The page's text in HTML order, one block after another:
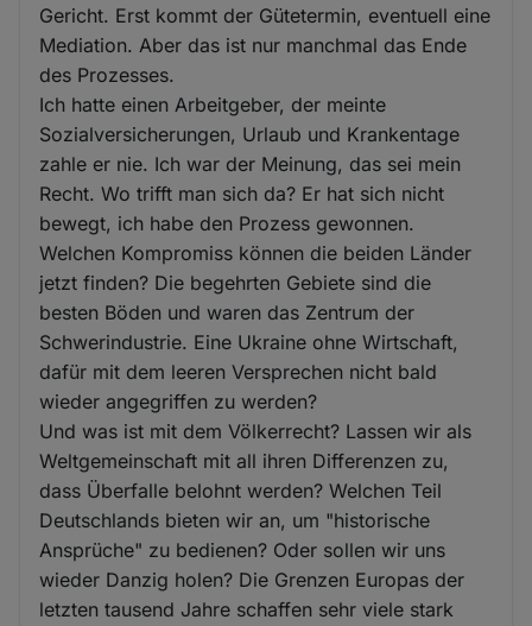
Gericht. Erst kommt der Gütetermin, eventuell eine
Mediation. Aber das ist nur manchmal das Ende
des Prozesses.
Ich hatte einen Arbeitgeber, der meinte
Sozialversicherungen, Urlaub und Krankentage
zahle er nie. Ich war der Meinung, das sei mein
Recht. Wo trifft man sich da? Er hat sich nicht
bewegt, ich habe den Prozess gewonnen.
Welchen Kompromiss können die beiden Länder
jetzt finden? Die begehrten Gebiete sind die
besten Böden und waren das Zentrum der
Schwerindustrie. Eine Ukraine ohne Wirtschaft,
dafür mit dem leeren Versprechen nicht bald
wieder angegriffen zu werden?
Und was ist mit dem Völkerrecht? Lassen wir als
Weltgemeinschaft mit all ihren Differenzen zu,
dass Überfalle belohnt werden? Welchen Teil
Deutschlands bieten wir an, um "historische
Ansprüche" zu bedienen? Oder sollen wir uns
wieder Danzig holen? Die Grenzen Europas der
letzten tausend Jahre schaffen sehr viele stark